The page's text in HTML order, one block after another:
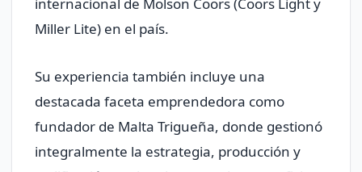
internacional de Molson Coors (Coors Light y
Miller Lite) en el país.
Su experiencia también incluye una
destacada faceta emprendedora como
fundador de Malta Trigueña, donde gestionó
integralmente la estrategia, producción y